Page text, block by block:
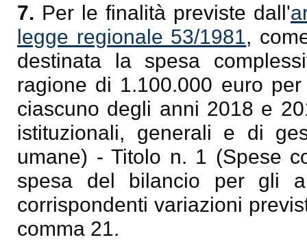
7. Per le finalità previste dall'
legge regionale 53/1981,
destinata la spesa
ragione di 1.100.000 euro
ciascuno degli anni 2018 e
istituzionali, generali e di
umane) - Titolo n. 1 (Spese
spesa del bilancio per gli
corrispondenti variazioni
comma 21.